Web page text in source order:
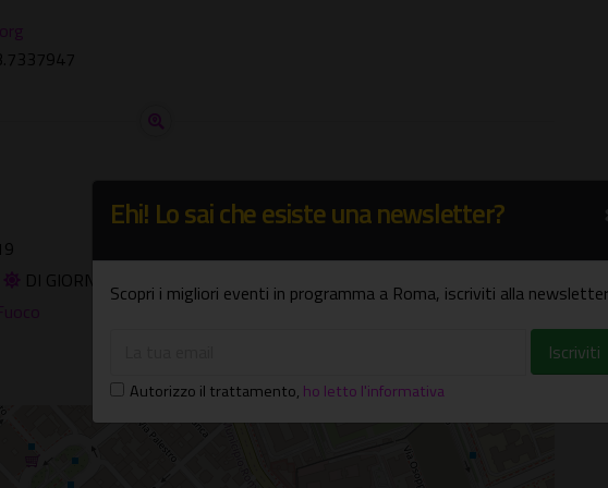
DI GIORNO
Ehi! Lo sai che esiste una newsletter?
Scopri i migliori eventi in programma a Roma, iscriviti alla
Autorizzo il trattamento, ho letto l'informativa